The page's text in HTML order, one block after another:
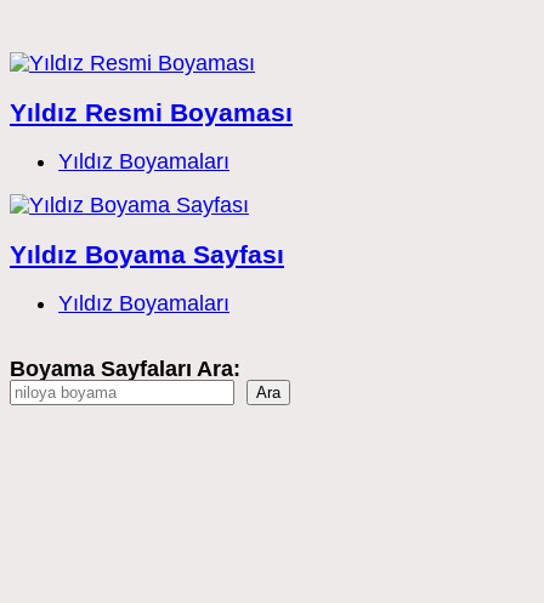
Yıldız Resmi Boyaması
Post
Yıldız Boyamaları
Yıldız Boyama Sayfası
Post
Yıldız Boyamaları
Boyama Sayfaları Ara:
Ara